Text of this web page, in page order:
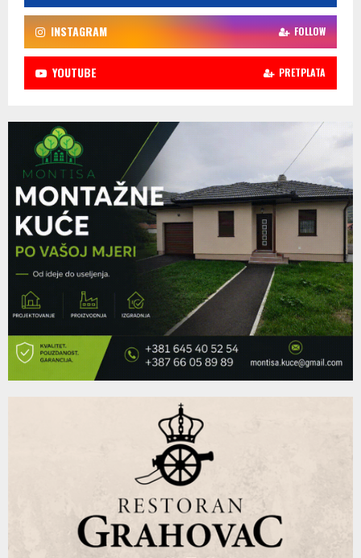
INSTAGRAM FOLLOW
YOUTUBE PRETPLATA